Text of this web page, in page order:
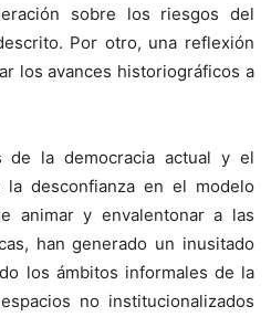
sobre los riesgos del
Por otro, una reflexión
los avances historiográficos a
de la democracia actual y el
la desconfianza en el modelo
animar y envalentonar a las
han generado un inusitado
los ámbitos informales de la
no institucionalizados